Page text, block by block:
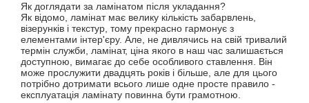
Як доглядати за ламінатом після укладання?
Як відомо, ламінат має велику кількість забарвлень,
візерунків і текстур, тому прекрасно гармонує з
елементами інтер'єру. Але, не дивлячись на свій тривалий
термін служби, ламінат, ціна якого в наш час залишається
доступною, вимагає до себе особливого ставлення. Він
може прослужити двадцять років і більше, але для цього
потрібно дотримати всього лише одне просте правило -
експлуатація ламінату повинна бути грамотною.